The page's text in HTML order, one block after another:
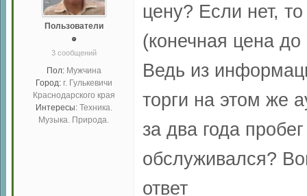
Пользователи
3 сообщений
Пол: Мужчина
Город: г. Гулькевичи
Краснодарского края
Интересы: Техника.
Музыка. Природа.
цену? Если нет,
(конечная цена
Ведь из
торги на этом же
за два года
обслуживался?
ответ